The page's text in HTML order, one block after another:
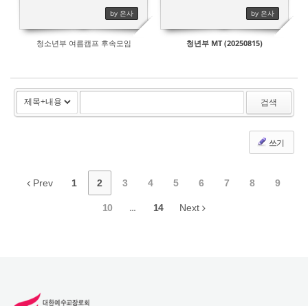
by 은사
청소년부 여름캠프 후속모임
by 은사
청년부 MT (20250815)
검색
쓰기
Prev 1 2 3 4 5 6 7 8 9
10 ... 14 Next